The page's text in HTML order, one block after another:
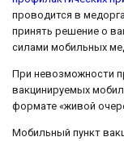
проводится в
принять решение о
силами мобильных
При невозможности
вакцинируемых
формате «живой
Мобильный пункт